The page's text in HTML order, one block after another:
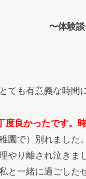
〜体験
ても有意義な時間
良かったです。
園で）別れまし
やり離され泣きま
と一緒に過ごした